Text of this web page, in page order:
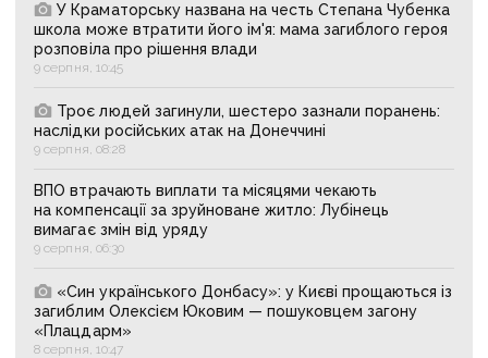
У Краматорську названа на честь Степана Чубенка
школа може втратити його ім'я: мама загиблого героя
розповіла про рішення влади
9 серпня, 10:45
Троє людей загинули, шестеро зазнали поранень:
наслідки російських атак на Донеччині
9 серпня, 08:28
ВПО втрачають виплати та місяцями чекають
на компенсації за зруйноване житло: Лубінець
вимагає змін від уряду
9 серпня, 06:30
«Син українського Донбасу»: у Києві прощаються із
загиблим Олексієм Юковим — пошуковцем загону
«Плацдарм»
8 серпня, 10:47